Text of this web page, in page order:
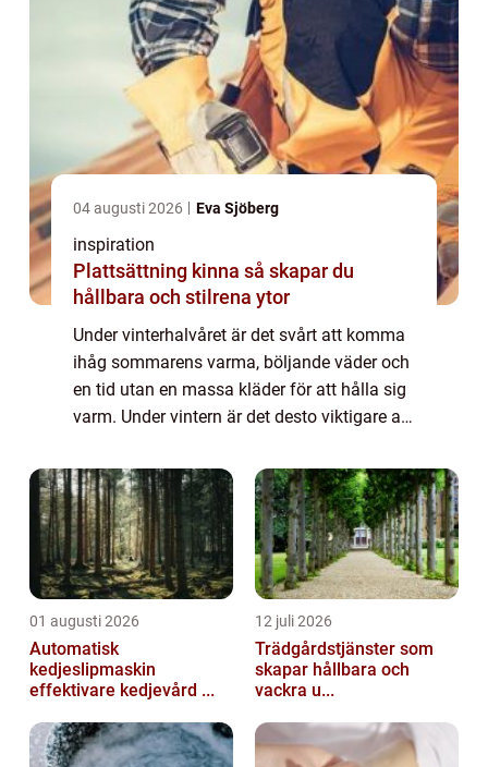
04 augusti 2026 Eva Sjöberg
inspiration
Plattsättning kinna så skapar du
hållbara och stilrena ytor
Under vinterhalvåret är det svårt att komma
ihåg sommarens varma, böljande väder och
en tid utan en massa kläder för att hålla sig
varm. Under vintern är det desto viktigare att
rör sig utomhus. Det är spe...
01 augusti 2026
Automatisk
kedjeslipmaskin
effektivare kedjevård ...
12 juli 2026
Trädgårdstjänster som
skapar hållbara och
vackra u...